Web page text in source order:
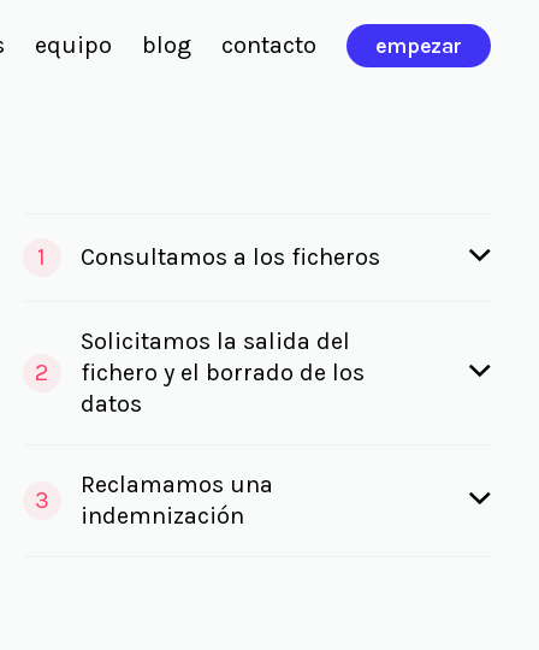
equipo blog contacto empezar
1 Consultamos a los ficheros
2
Solicitamos la salida del
fichero y el borrado de los
datos
3
Reclamamos una
indemnización